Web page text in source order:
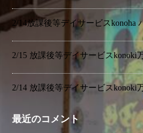
2/14放課後等デイサービスkonoha
2/15 放課後等デイサービスkonoki
2/14 放課後等デイサービスkonoki
最近のコメント